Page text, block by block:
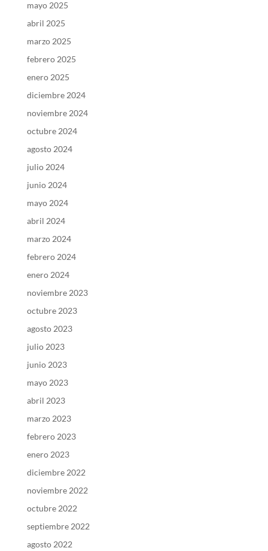
mayo 2025
abril 2025
marzo 2025
febrero 2025
enero 2025
diciembre 2024
noviembre 2024
octubre 2024
agosto 2024
julio 2024
junio 2024
mayo 2024
abril 2024
marzo 2024
febrero 2024
enero 2024
noviembre 2023
octubre 2023
agosto 2023
julio 2023
junio 2023
mayo 2023
abril 2023
marzo 2023
febrero 2023
enero 2023
diciembre 2022
noviembre 2022
octubre 2022
septiembre 2022
agosto 2022